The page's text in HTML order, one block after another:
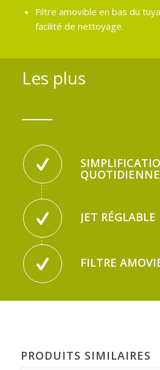
Filtre amovible en bas du
facilité de nettoyage.
Les plus
JET RÉGLABLE
FILTRE
PRODUITS SIMILAIRES